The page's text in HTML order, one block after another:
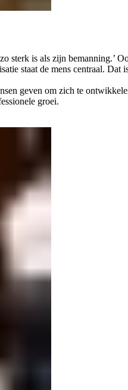
is als zijn bemanning.’
staat de mens centraal. Dat
geven om zich te
groei.